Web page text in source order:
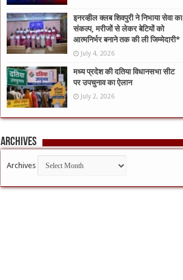
इनरव्हील क्लब शिवपुरी ने निभाया सेवा का
संकल्प, मरीजों से लेकर बेटियों को
आत्मनिर्भर बनाने तक की ली जिम्मेदारी*
July 4, 2026
मध्य प्रदेश की दतिया विधानसभा सीट
पर उपचुनाव का ऐलान
July 2, 2026
Archives
Archives